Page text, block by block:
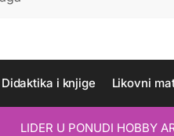
Didaktika i knjige Likovni
LIDER U PONUDI HOBBY